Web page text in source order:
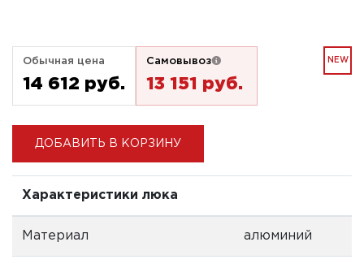
Обычная цена
14 612 pуб.
Самовывоз
13 151 pуб.
NEW
ДОБАВИТЬ В КОРЗИНУ
Характеристики люка
Материал алюминий